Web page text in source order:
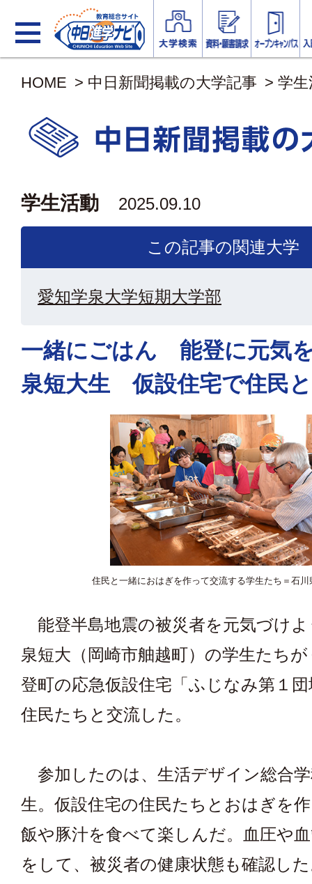
HOME > 中日新聞掲載の大学記事 > 学
学生活動 2025.09.10
この記事の関連大学
愛知学泉大学短期大学部
一緒にごはん 能登に元気
泉短大生 仮設住宅で住民
住民と一緒におはぎを作って交流する学生たち＝石川
能登半島地震の被災者を元気づけ
泉短大（岡崎市舳越町）の学生たち
登町の応急仮設住宅「ふじなみ第１
住民たちと交流した。
参加したのは、生活デザイン総合
生。仮設住宅の住民たちとおはぎを
飯や豚汁を食べて楽しんだ。血圧や
をして、被災者の健康状態も確認し